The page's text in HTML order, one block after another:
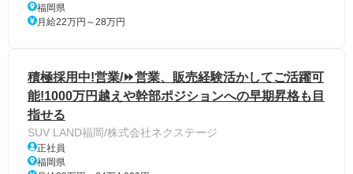
福岡県
月給22万円～28万円
積極採用中!営業/⏩️営業、販売経験活かしてご活躍可
能!1000万円越えや幹部ポジションへの早期昇格も目
指せる
SUV LAND福岡/株式会社ネクステージ
正社員
福岡県